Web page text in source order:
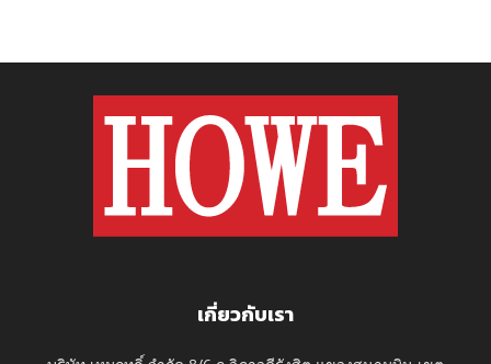
เกี่ยวกับเรา